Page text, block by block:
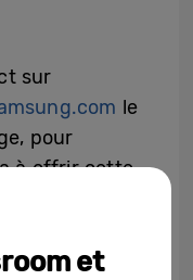
sur
le
pour
à offrir cette
et